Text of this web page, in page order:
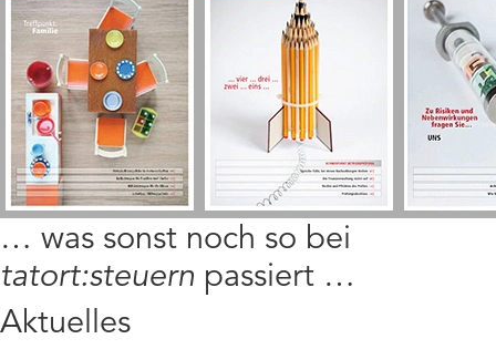
… was sonst noch so bei
tatort:steuern passiert …
Aktuelles